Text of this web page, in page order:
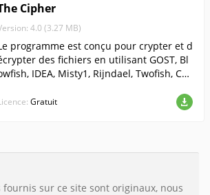
Cipher
4.0 (3.27 MB)
programme est conçu pour crypter et d
des fichiers en utilisant GOST, Bl
IDEA, Misty1, Rijndael, Twofish, Cas
BIT. Gratuit
fournis sur ce site sont originaux, nous